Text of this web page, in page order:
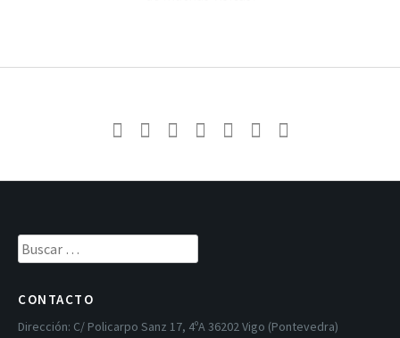
Buscar:
CONTACTO
Dirección: C/ Policarpo Sanz 17, 4ºA 36202 Vigo (Pontevedra)